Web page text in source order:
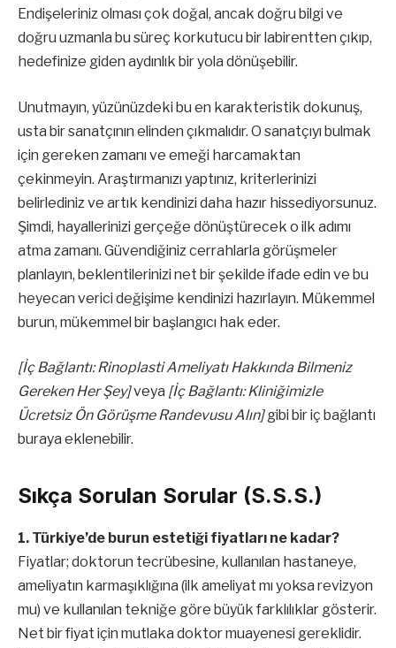
Endişeleriniz olması çok doğal, ancak doğru bilgi ve
doğru uzmanla bu süreç korkutucu bir labirentten çıkıp,
hedefinize giden aydınlık bir yola dönüşebilir.
Unutmayın, yüzünüzdeki bu en karakteristik dokunuş,
usta bir sanatçının elinden çıkmalıdır. O sanatçıyı bulmak
için gereken zamanı ve emeği harcamaktan
çekinmeyin. Araştırmanızı yaptınız, kriterlerinizi
belirlediniz ve artık kendinizi daha hazır hissediyorsunuz.
Şimdi, hayallerinizi gerçeğe dönüştürecek o ilk adımı
atma zamanı. Güvendiğiniz cerrahlarla görüşmeler
planlayın, beklentilerinizi net bir şekilde ifade edin ve bu
heyecan verici değişime kendinizi hazırlayın. Mükemmel
burun, mükemmel bir başlangıcı hak eder.
[İç Bağlantı: Rinoplasti Ameliyatı Hakkında Bilmeniz
Gereken Her Şey]veya [İç Bağlantı: Kliniğimizle
Ücretsiz Ön Görüşme Randevusu Alın]gibi bir iç bağlantı
buraya eklenebilir.
Sıkça Sorulan Sorular (S.S.S.)
1. Türkiye’de burun estetiği fiyatları ne kadar?
Fiyatlar; doktorun tecrübesine, kullanılan hastaneye,
ameliyatın karmaşıklığına (ilk ameliyat mı yoksa revizyon
mu) ve kullanılan tekniğe göre büyük farklılıklar gösterir.
Net bir fiyat için mutlaka doktor muayenesi gereklidir.